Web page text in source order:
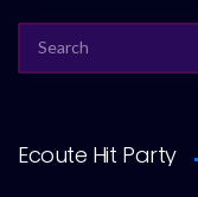
FOR:
Ecoute Hit Party